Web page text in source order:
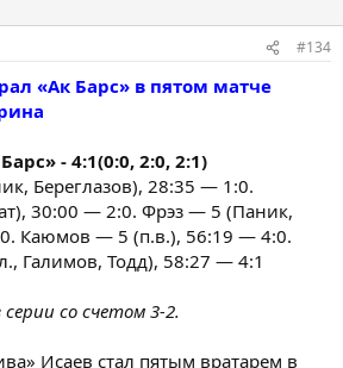
#134
«Ак Барс» в пятом матче
- 4:1(0:0, 2:0, 2:1)
Береглазов), 28:35 — 1:0.
30:00 — 2:0. Фрэз — 5 (Паник,
Каюмов — 5 (п.в.), 56:19 — 4:0.
Галимов, Тодд), 58:27 — 4:1
со счетом 3-2.
Исаев стал пятым вратарем в